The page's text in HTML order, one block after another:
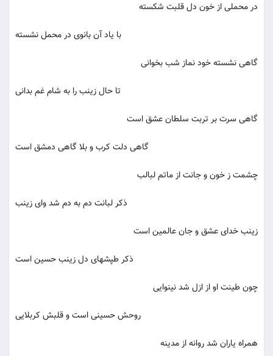
در محملی از خون دل قلبت شکسته
با یاد آن بانوی در محمل نشسته
گاهی نشسته خود نماز شب بخوانی
تا حال زینب را به شام غم بدانی
گاهی سرت بر تربت سلطان عشق است
گاهی دلت کرب و بلا گاهی دمشق است
چشمت ز خون و جانت از ماتم لبالب
ذکر لبانت دم به دم شد وای زینب
زینب خدای عشق و جان عالمین است
ذکر طپشهای دل زینب حسین است
چون طینت او از ازل شد نینوایی
روحش حسینی است و قلبش کربلایی
همراه یاران شد روانه از مدینه